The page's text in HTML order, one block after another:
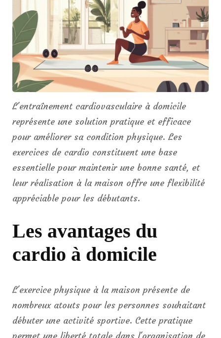
L'entraînement cardiovasculaire à domicile
représente une solution pratique et efficace
pour améliorer sa condition physique. Les
exercices de cardio constituent une base
essentielle pour maintenir une bonne santé, et
leur réalisation à la maison offre une flexibilité
appréciable pour les débutants.
Les avantages du
cardio à domicile
L'exercice physique à la maison présente de
nombreux atouts pour les personnes souhaitant
débuter une activité sportive. Cette pratique